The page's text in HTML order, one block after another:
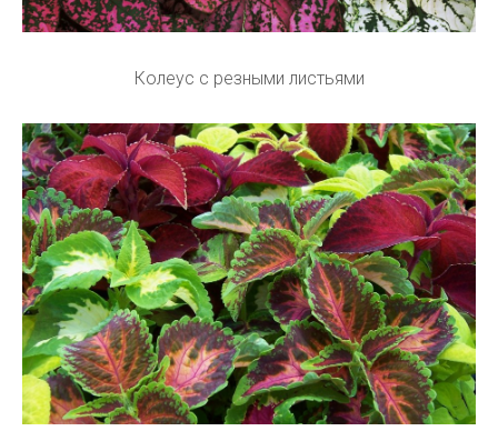
Колеус с резными листьями